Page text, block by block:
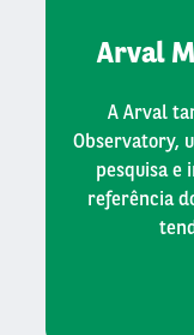
Arval
A Arval
Observatory,
pesquisa e
referência